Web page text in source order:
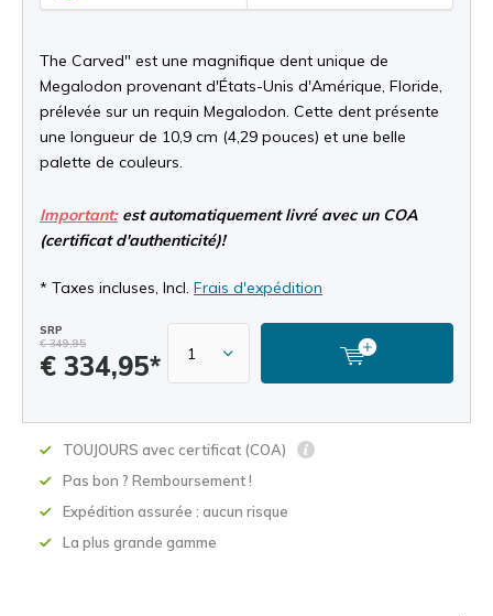
The Carved" est une magnifique dent unique de
Megalodon provenant d'États-Unis d'Amérique, Floride,
prélevée sur un requin Megalodon. Cette dent présente
une longueur de 10,9 cm (4,29 pouces) et une belle
palette de couleurs.
Important:est automatiquement livré avec un COA
(certificat d'authenticité)!
* Taxes incluses, Incl. Frais d'expédition
SRP
€ 349,95
€ 334,95*
TOUJOURS avec certificat (COA)
Pas bon ? Remboursement !
Expédition assurée : aucun risque
La plus grande gamme